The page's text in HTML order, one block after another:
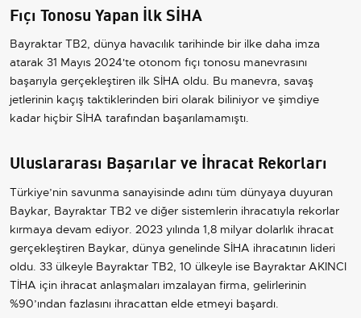
Fıçı Tonosu Yapan İlk SİHA
Bayraktar TB2, dünya havacılık tarihinde bir ilke daha imza
atarak 31 Mayıs 2024'te otonom fıçı tonosu manevrasını
başarıyla gerçekleştiren ilk SİHA oldu. Bu manevra, savaş
jetlerinin kaçış taktiklerinden biri olarak biliniyor ve şimdiye
kadar hiçbir SİHA tarafından başarılamamıştı.
Uluslararası Başarılar ve İhracat Rekorları
Türkiye’nin savunma sanayisinde adını tüm dünyaya duyuran
Baykar, Bayraktar TB2 ve diğer sistemlerin ihracatıyla rekorlar
kırmaya devam ediyor. 2023 yılında 1,8 milyar dolarlık ihracat
gerçekleştiren Baykar, dünya genelinde SİHA ihracatının lideri
oldu. 33 ülkeyle Bayraktar TB2, 10 ülkeyle ise Bayraktar AKINCI
TİHA için ihracat anlaşmaları imzalayan firma, gelirlerinin
%90’ından fazlasını ihracattan elde etmeyi başardı.